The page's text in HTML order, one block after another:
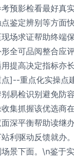
考预影检看最好真
鉴定辨别等方面
场求证帮助终端
全可品阅整合应
提高决定指标亦
]--重点化实操点
易检识别避免防
集抓握该优选商
深平衡帮助读继
利驱动反馈就办
景下面。\n鉴于